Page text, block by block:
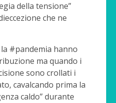
della tensione”
che ne
#pandemia hanno
ma quando i
sono crollati i
cavalcando prima la
caldo” durante